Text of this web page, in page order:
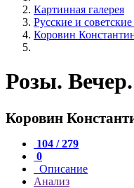
Картинная галерея
Русские и
Коровин
Розы.
Коровин
104 / 279
0
Описание
Анализ